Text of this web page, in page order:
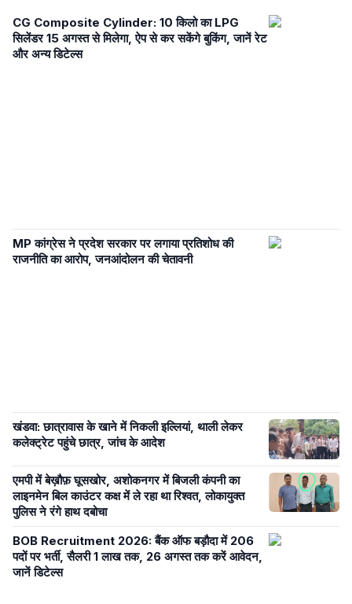
CG Composite Cylinder: 10 किलो का LPG
सिलेंडर 15 अगस्त से मिलेगा, ऐप से कर सकेंगे बुकिंग, जानें रेट
और अन्य डिटेल्स
MP कांग्रेस ने प्रदेश सरकार पर लगाया प्रतिशोध की
राजनीति का आरोप, जनआंदोलन की चेतावनी
खंडवा: छात्रावास के खाने में निकली इल्लियां, थाली लेकर
कलेक्ट्रेट पहुंचे छात्र, जांच के आदेश
एमपी में बेख़ौफ़ घूसखोर, अशोकनगर में बिजली कंपनी का
लाइनमेन बिल काउंटर कक्ष में ले रहा था रिश्वत, लोकायुक्त
पुलिस ने रंगे हाथ दबोचा
BOB Recruitment 2026: बैंक ऑफ बड़ौदा में 206
पदों पर भर्ती, सैलरी 1 लाख तक, 26 अगस्त तक करें आवेदन,
जानें डिटेल्स